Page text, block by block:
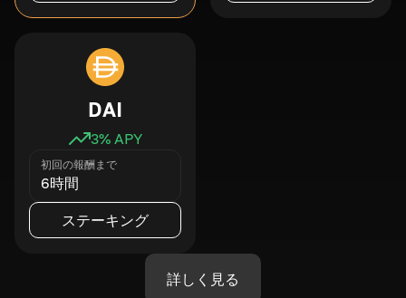
DAI
3% APY
初回の報酬まで
6時間
ステーキング
詳しく見る